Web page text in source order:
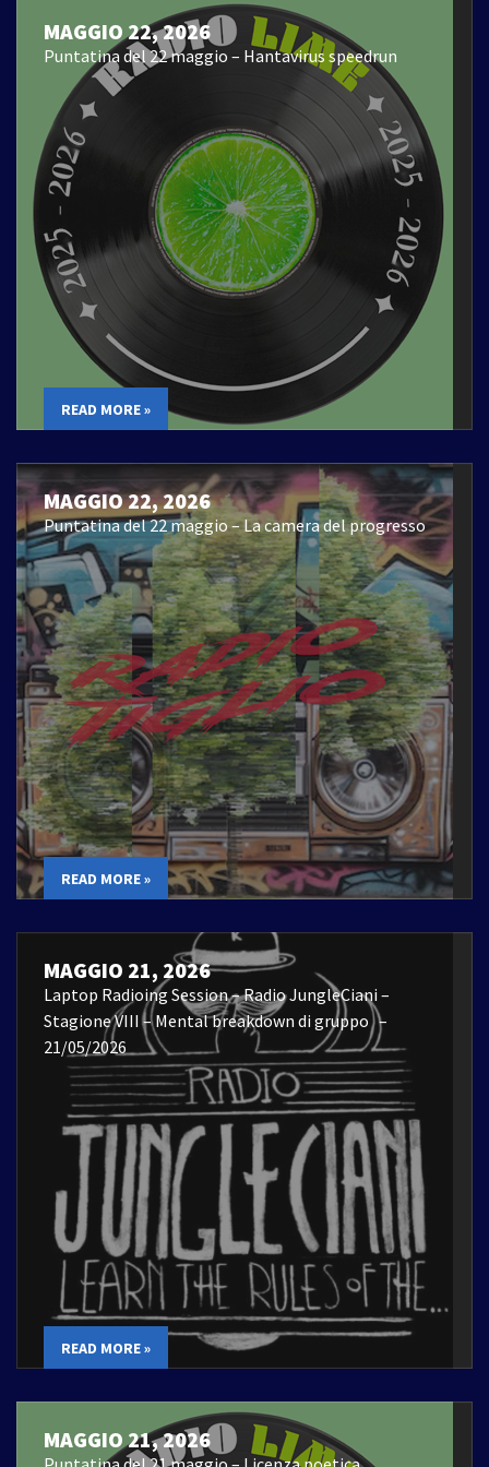
MAGGIO 22, 2026
Puntatina del 22 maggio – Hantavirus speedrun
READ MORE »
MAGGIO 22, 2026
Puntatina del 22 maggio – La camera del progresso
READ MORE »
MAGGIO 21, 2026
Laptop Radioing Session – Radio JungleCiani –
Stagione VIII – Mental breakdown di gruppo –
21/05/2026
READ MORE »
MAGGIO 21, 2026